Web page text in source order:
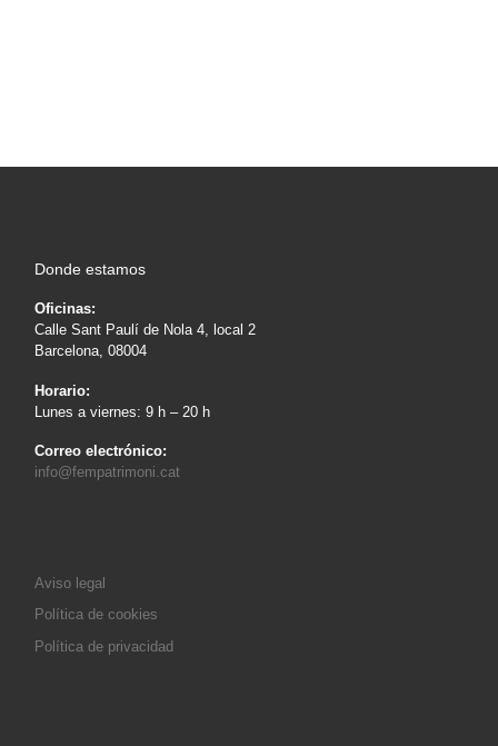
Sección de una capa de pintura con granos de azurita como